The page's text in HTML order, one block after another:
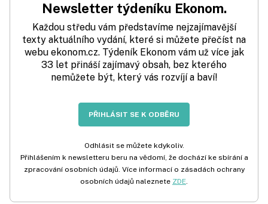
Newsletter týdeníku Ekonom.
Každou středu vám představíme nejzajímavější
texty aktuálního vydání, které si můžete přečíst na
webu ekonom.cz. Týdeník Ekonom vám už více jak
33 let přináší zajímavý obsah, bez kterého
nemůžete být, který vás rozvíjí a baví!
PŘIHLÁSIT SE K ODBĚRU
Odhlásit se můžete kdykoliv.
Přihlášením k newsletteru beru na vědomí, že dochází ke sbírání a
zpracování osobních údajů. Více informací o zásadách ochrany
osobních údajů naleznete ZDE.